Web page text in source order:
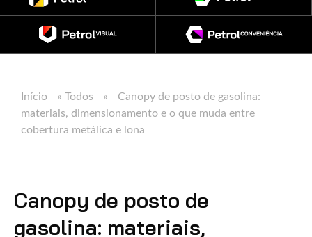
Início » Todos »
Canopy de posto de gasolina:
materiais, dimensionamento e o que muda entre
cobertura metálica e lona
Canopy de posto de
gasolina: materiais,